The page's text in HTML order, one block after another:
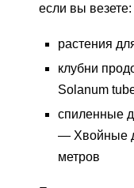
если вы везете:
растения
клубни
Solanum
спиленные
— Хвойные
метров